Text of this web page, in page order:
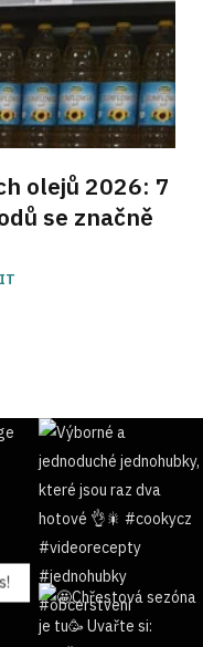
olejů 2026: 7
se značně